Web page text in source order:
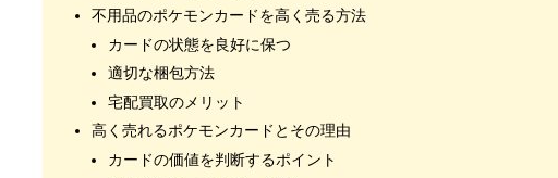
不用品のポケモンカードを高く売る方法
カードの状態を良好に保つ
適切な梱包方法
宅配買取のメリット
高く売れるポケモンカードとその理由
カードの価値を判断するポイント